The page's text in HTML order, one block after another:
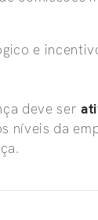
e
deve ser
níveis da